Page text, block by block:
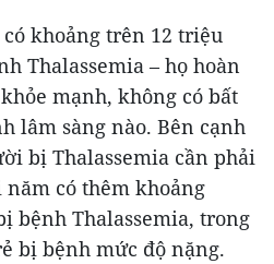
khoảng trên 12 triệu
Thalassemia – họ hoàn
mạnh, không có bất
lâm sàng nào. Bên cạnh
bị Thalassemia cần phải
có thêm khoảng
bệnh Thalassemia, trong
bị bệnh mức độ nặng.